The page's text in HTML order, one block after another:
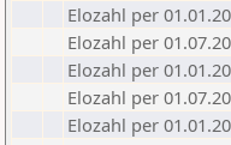
Elozahl per
Elozahl per
Elozahl per
Elozahl per
Elozahl per